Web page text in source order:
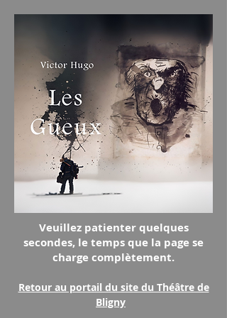
Veuillez patienter quelques
secondes, le temps que la page se
charge complètement.
Retour au portail du site du Théâtre de
Bligny